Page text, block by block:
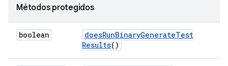
Métodos protegidos
boolean doesRunBinaryGenerateTest
Results()